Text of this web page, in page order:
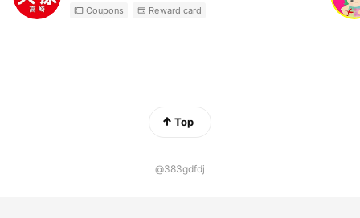
Coupons Reward card
Top
@383gdfdj